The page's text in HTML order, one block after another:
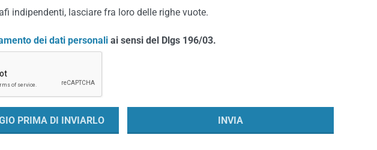
indipendenti, lasciare fra loro delle righe vuote.
dei dati personali ai sensi del Dlgs 196/03.